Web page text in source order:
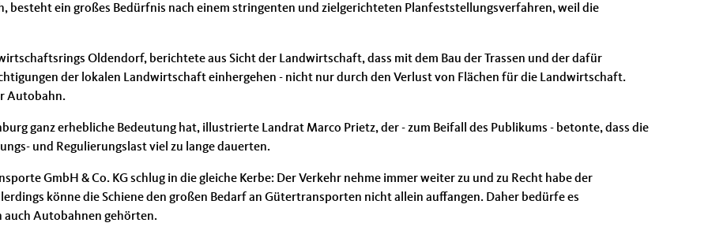
besteht ein großes Bedürfnis nach einem stringenten und zielgerichteten Planfeststellungsverfahren, weil die
Oldendorf, berichtete aus Sicht der Landwirtschaft, dass mit dem Bau der Trassen und der dafür
der lokalen Landwirtschaft einhergehen - nicht nur durch den Verlust von Flächen für die Landwirtschaft.
Autobahn.
ganz erhebliche Bedeutung hat, illustrierte Landrat Marco Prietz, der - zum Beifall des Publikums - betonte, dass die
und Regulierungslast viel zu lange dauerten.
GmbH & Co. KG schlug in die gleiche Kerbe: Der Verkehr nehme immer weiter zu und zu Recht habe der
könne die Schiene den großen Bedarf an Gütertransporten nicht allein auffangen. Daher bedürfe es
Autobahnen gehörten.